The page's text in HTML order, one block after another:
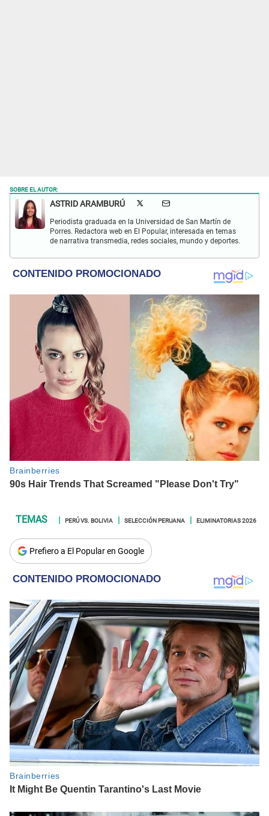
SOBRE EL AUTOR:
ASTRID ARAMBURÚ
Periodista graduada en la Universidad de San Martín de
Porres. Redactora web en El Popular, interesada en temas
de narrativa transmedia, redes sociales, mundo y deportes.
PERÚ VS. BOLIVIA SELECCIÓN PERUANA ELIMINATORIAS 2026
Prefiero a El Popular en Google